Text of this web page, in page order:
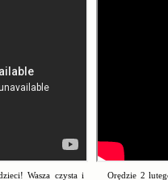
Wasza czysta i
Orędzie 2